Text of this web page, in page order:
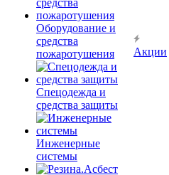
Оборудование и
средства
пожаротушения
Спецодежда и
средства защиты
Инженерные
системы
Акции